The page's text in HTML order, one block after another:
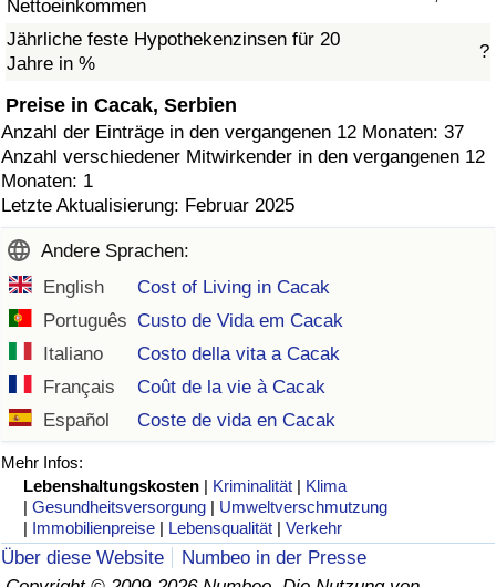
Nettoeinkommen
Jährliche feste Hypothekenzinsen für 20
Jahre in %
?
Preise in Cacak, Serbien
Anzahl der Einträge in den vergangenen 12 Monaten: 37
Anzahl verschiedener Mitwirkender in den vergangenen 12
Monaten: 1
Letzte Aktualisierung: Februar 2025
Andere Sprachen:
English
Cost of Living in Cacak
Português Custo de Vida em Cacak
Italiano
Costo della vita a Cacak
Français
Coût de la vie à Cacak
Español
Coste de vida en Cacak
Mehr Infos:
Lebenshaltungskosten | Kriminalität | Klima
|Gesundheitsversorgung | Umweltverschmutzung
| Immobilienpreise | Lebensqualität |Verkehr
Über diese Website
Numbeo in der Presse